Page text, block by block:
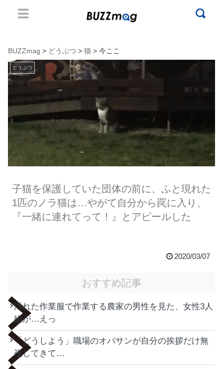
BUZZmag > どうぶつ > 猫 > 今ここ
どうぶつ
子猫を保護していた団体の前に、ふと現れた
1匹のノラ猫は…やがて自分から罠に入り、
『一緒に連れてって！』とアピールした
2020/03/07
おすすめ記事
汚れた作業服で作業する農家の男性を見た、女性3人
組が…えっ
「どうしよう」職場のオバサンが自分の挨拶だけ無
視してきて…